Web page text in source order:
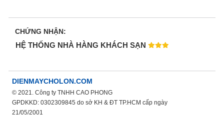
HỆ THỐNG NHÀ HÀNG KHÁCH SẠN
CHỨNG NHẬN:
DIENMAYCHOLON.COM
© 2021. Công ty TNHH CAO PHONG
GPDKKD: 0302309845 do sở KH & ĐT TP.HCM cấp ngày
21/05/2001